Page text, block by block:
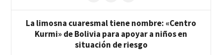
La limosna cuaresmal tiene nombre: «Centro
Kurmi» de Bolivia para apoyar a niños en
situación de riesgo